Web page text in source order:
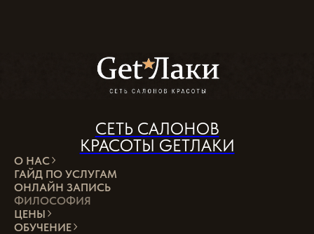
СЕТЬ САЛОНОВ
КРАСОТЫ GETЛАКИ
О НАС
ГАЙД ПО УСЛУГАМ
ОНЛАЙН ЗАПИСЬ
ФИЛОСОФИЯ
ЦЕНЫ
ОБУЧЕНИЕ